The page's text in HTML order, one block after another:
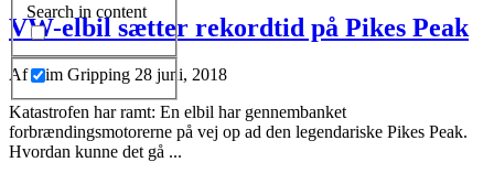
Search in content
VW-elbil sætter rekordtid på Pikes Peak
AfKim Gripping 28 juni, 2018
Katastrofen har ramt: En elbil har gennembanket
forbrændingsmotorerne på vej op ad den legendariske Pikes Peak.
Hvordan kunne det gå ...